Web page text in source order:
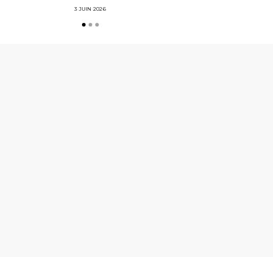
3 JUIN 2026